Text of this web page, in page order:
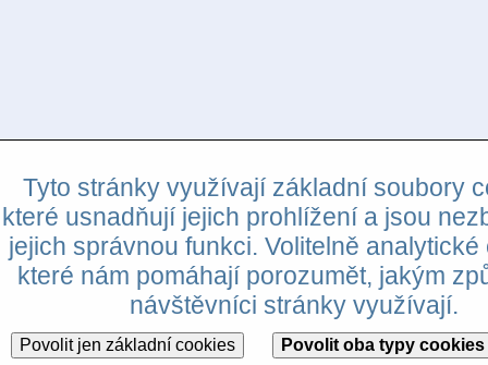
Tyto stránky využívají základní soubory
které usnadňují jejich prohlížení a jsou
jejich správnou funkci. Volitelně analytické
které nám pomáhají porozumět, jakým
návštěvníci stránky využívají.
Povolit jen základní cookies Povolit oba typy cookies